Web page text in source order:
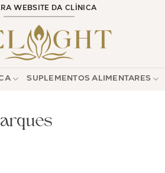
WEBSITE DA CLÍNICA
SUPLEMENTOS ALIMENTARES